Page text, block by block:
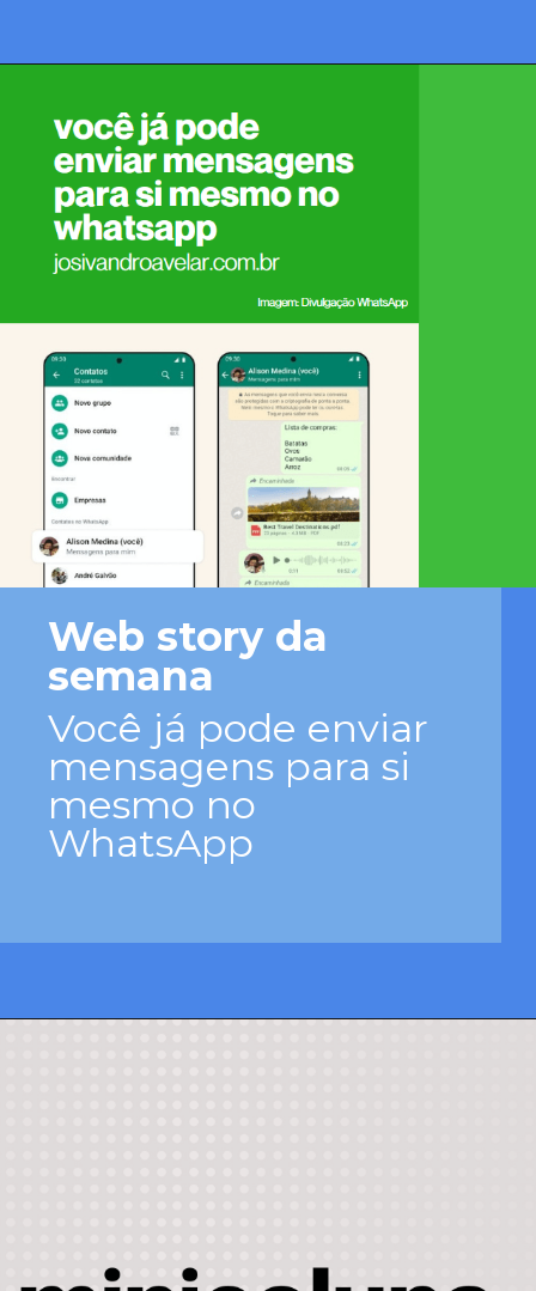
Web story da
semana
Você já pode enviar
mensagens para si
mesmo no
WhatsApp